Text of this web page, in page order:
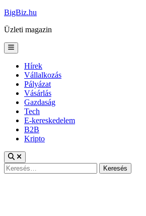
Skip
content
BigBiz.hu
Üzleti magazin
Main
Menu
Hírek
Vállalkozás
Pályázat
Vásárlás
Gazdaság
Tech
E-kereskedelem
B2B
Kripto
Keresés: